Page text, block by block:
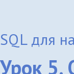
SQL для
Урок 5.